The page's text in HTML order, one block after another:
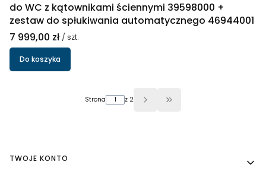
do WC z kątownikami ściennymi 39598000 +
zestaw do spłukiwania automatycznego 46944001
Cena
7 999,00 zł / szt.
Do koszyka
Strona z 2 Przejdź do ostatniej
Linki w stopce
TWOJE KONTO